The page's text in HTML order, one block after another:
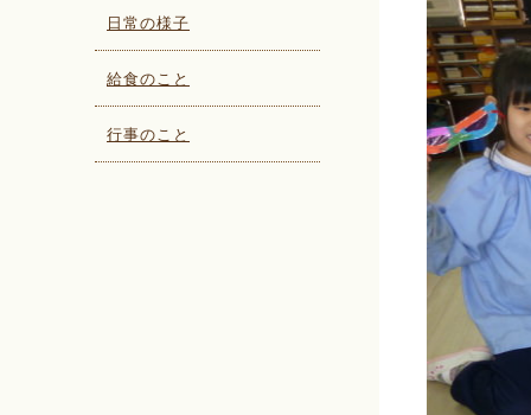
日常の様子
給食のこと
行事のこと